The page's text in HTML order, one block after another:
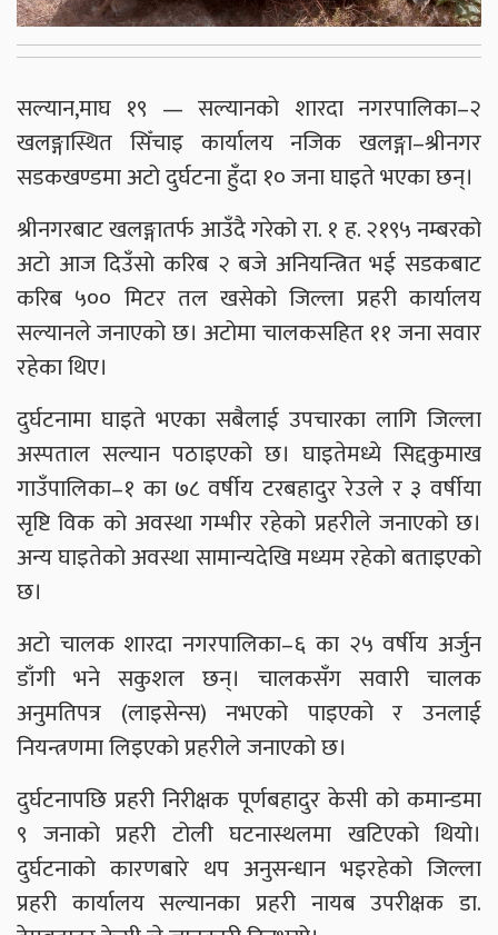
सल्यान,माघ १९ — सल्यानको शारदा नगरपालिका–२
खलङ्गास्थित सिँचाइ कार्यालय नजिक खलङ्गा–श्रीनगर
सडकखण्डमा अटो दुर्घटना हुँदा १० जना घाइते भएका छन्।
श्रीनगरबाट खलङ्गातर्फ आउँदै गरेको रा. १ ह. २१९५ नम्बरको
अटो आज दिउँसो करिब २ बजे अनियन्त्रित भई सडकबाट
करिब ५०० मिटर तल खसेको जिल्ला प्रहरी कार्यालय
सल्यानले जनाएको छ। अटोमा चालकसहित ११ जना सवार
रहेका थिए।
दुर्घटनामा घाइते भएका सबैलाई उपचारका लागि जिल्ला
अस्पताल सल्यान पठाइएको छ। घाइतेमध्ये सिद्दकुमाख
गाउँपालिका–१ का ७८ वर्षीय टरबहादुर रेउले र ३ वर्षीया
सृष्टि विक को अवस्था गम्भीर रहेको प्रहरीले जनाएको छ।
अन्य घाइतेको अवस्था सामान्यदेखि मध्यम रहेको बताइएको
छ।
अटो चालक शारदा नगरपालिका–६ का २५ वर्षीय अर्जुन
डाँगी भने सकुशल छन्। चालकसँग सवारी चालक
अनुमतिपत्र (लाइसेन्स) नभएको पाइएको र उनलाई
नियन्त्रणमा लिइएको प्रहरीले जनाएको छ।
दुर्घटनापछि प्रहरी निरीक्षक पूर्णबहादुर केसी को कमान्डमा
९ जनाको प्रहरी टोली घटनास्थलमा खटिएको थियो।
दुर्घटनाको कारणबारे थप अनुसन्धान भइरहेको जिल्ला
प्रहरी कार्यालय सल्यानका प्रहरी नायब उपरीक्षक डा.